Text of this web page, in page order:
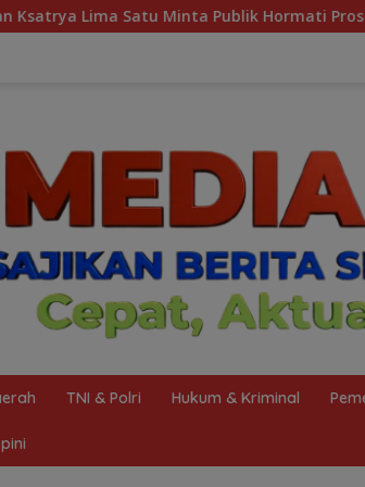
Publik Hormati Proses Hukum Sengketa
TNI & Polri Hukum & Kriminal